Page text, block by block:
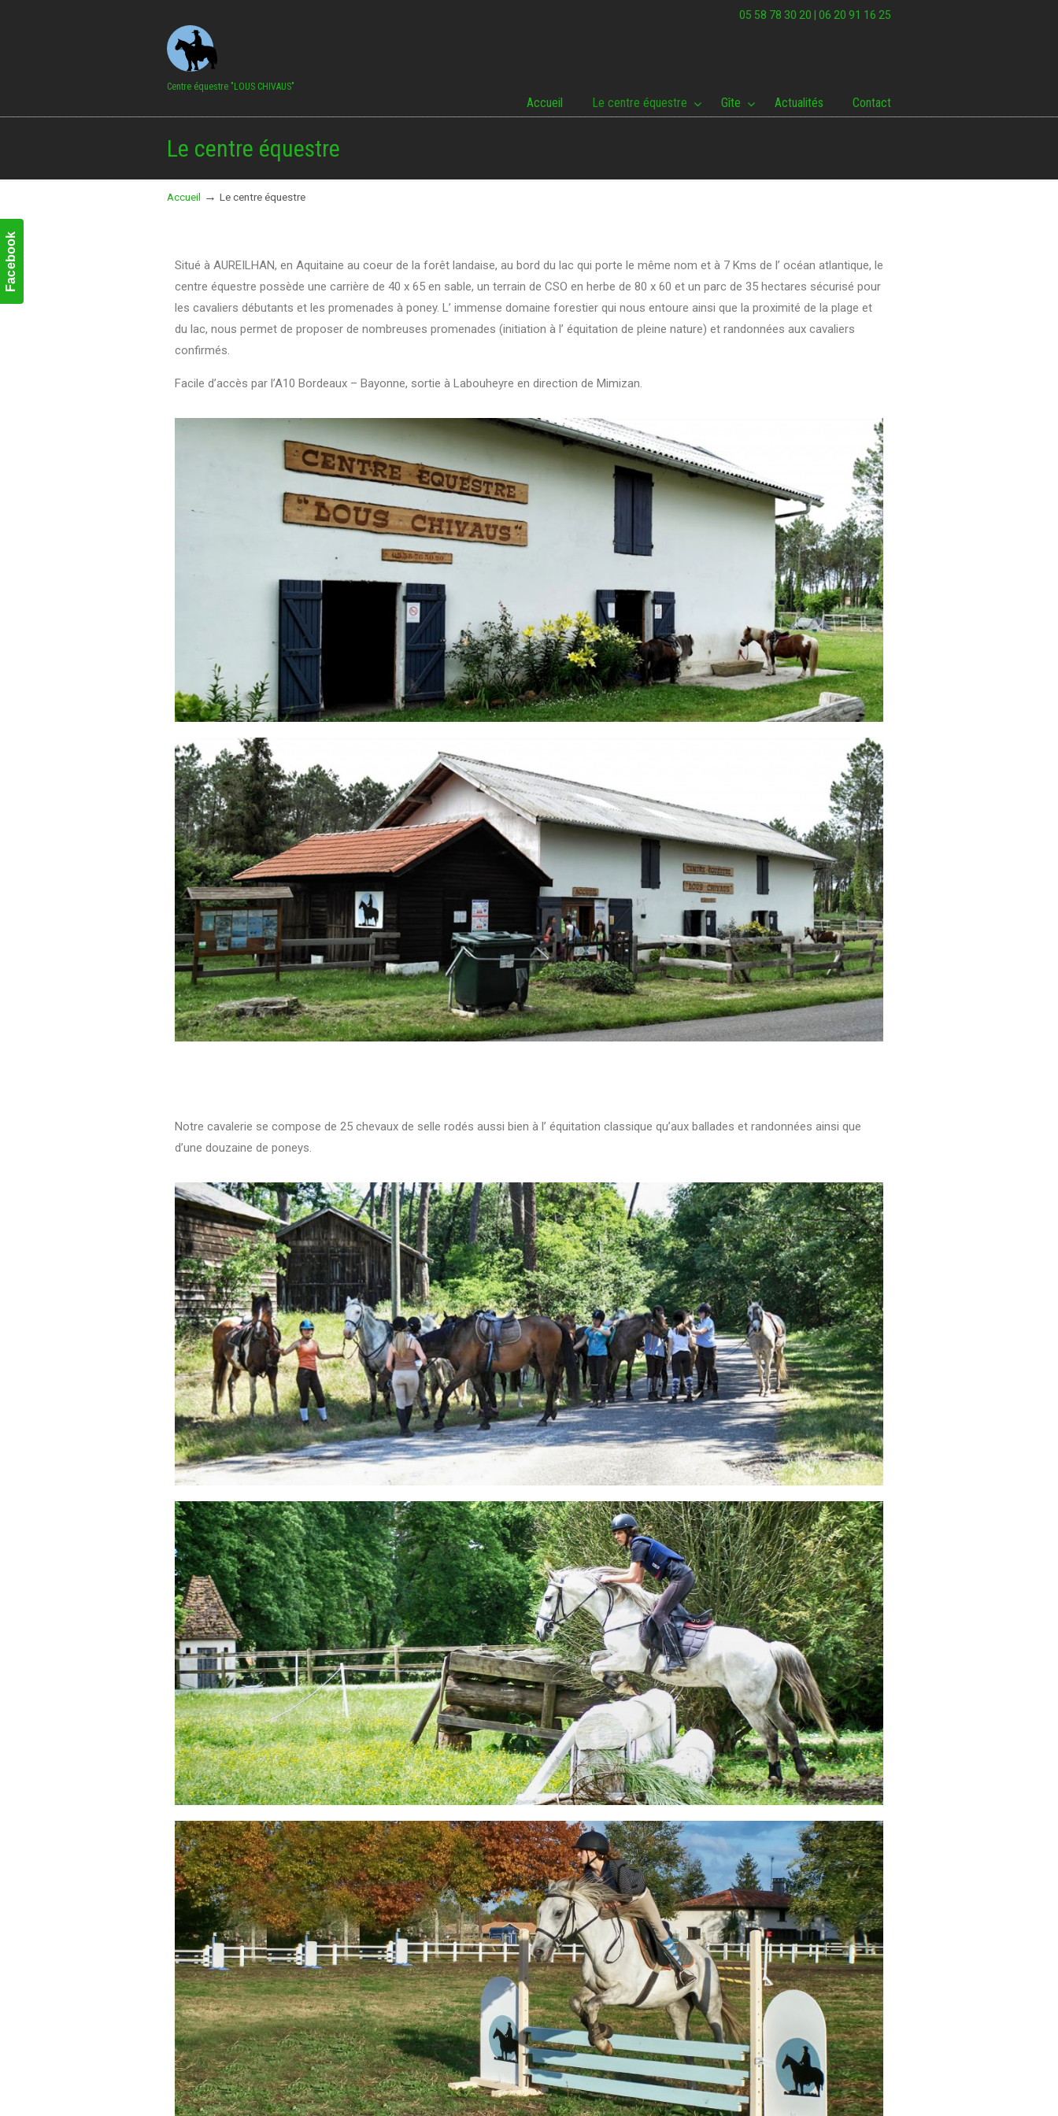
Facebook
Centre équestre "LOUS CHIVAUS"
05 58 78 30 20 | 06 20 91 16 25
Accueil Le centre équestre Gîte Actualités Contact
Le centre équestre
Accueil → Le centre équestre
Situé à AUREILHAN, en Aquitaine au coeur de la forêt landaise, au bord du lac qui porte le même nom et à 7 Kms de l’ océan atlantique, le
centre équestre possède une carrière de 40 x 65 en sable, un terrain de CSO en herbe de 80 x 60 et un parc de 35 hectares sécurisé pour
les cavaliers débutants et les promenades à poney. L’ immense domaine forestier qui nous entoure ainsi que la proximité de la plage et
du lac, nous permet de proposer de nombreuses promenades (initiation à l’ équitation de pleine nature) et randonnées aux cavaliers
confirmés.
Facile d’accès par l’A10 Bordeaux – Bayonne, sortie à Labouheyre en direction de Mimizan.
Notre cavalerie se compose de 25 chevaux de selle rodés aussi bien à l’ équitation classique qu’aux ballades et randonnées ainsi que
d’une douzaine de poneys.